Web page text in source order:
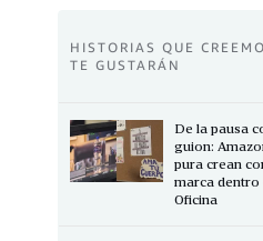
HISTORIAS QUE
TE GUSTARÁN
De la pausa
guion:
pura crean
marca dentro
Oficina